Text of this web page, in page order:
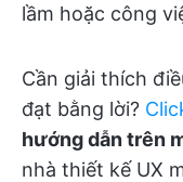
lầm hoặc công
Cần giải thích
đạt bằng lời?
hướng dẫn trên
nhà thiết kế UX